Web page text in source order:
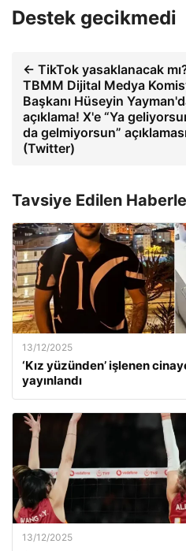
Destek gecikmedi
← TikTok yasaklanacak
TBMM Dijital Medya
Başkanı Hüseyin
açıklama! X'e “Ya
da gelmiyorsun”
(Twitter)
Tavsiye Edilen
13/12/2025
‘Kız yüzünden’ işlenen
yayınlandı
13/12/2025